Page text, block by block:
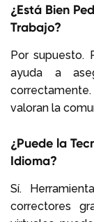
¿Está Bien
Trabajo?
Por supuesto.
ayuda a
valoran la
¿Puede la
Idioma?
Sí.
correctores